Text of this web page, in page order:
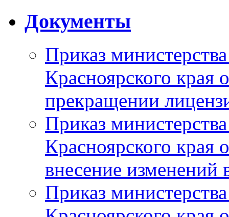
Документы
Приказ
Красноярского
прекращении
Приказ
Красноярского
внесение изменений
Приказ